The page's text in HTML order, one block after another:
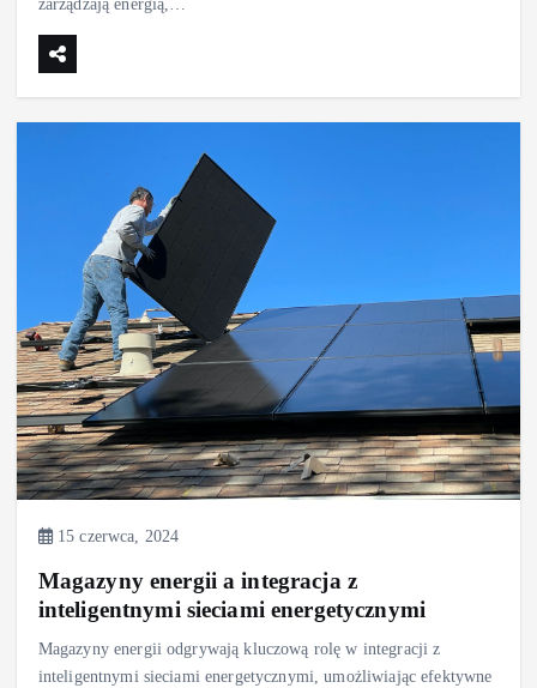
zarządzają energią,…
15 czerwca, 2024
Magazyny energii a integracja z
inteligentnymi sieciami energetycznymi
Magazyny energii odgrywają kluczową rolę w integracji z
inteligentnymi sieciami energetycznymi, umożliwiając efektywne